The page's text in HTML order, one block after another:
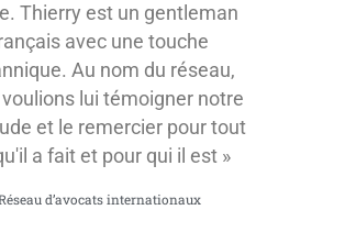
Thierry est un gentleman
avec une touche
Au nom du réseau,
lui témoigner notre
et le remercier pour tout
a fait et pour qui il est »
d’avocats internationaux